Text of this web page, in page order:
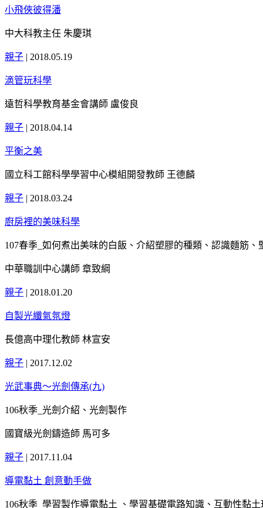
小飛俠彼得潘
中大科教主任 朱慶琪
親子 | 2018.05.19
滴管玩科學
遠哲科學教育基金會講師 盧俊良
親子 | 2018.04.14
平衡之美
國立科工館科學學習中心模組開發教師 王德麟
親子 | 2018.03.24
廚房裡的美味科學
107春季_如何煮出美味的白飯、介紹塑膠的種類、認識麵筋、
中華職訓中心講師 章致綱
親子 | 2018.01.20
自製光纖氣氛燈
長億高中理化教師 林宣安
親子 | 2017.12.02
光武事典～光劍傳承(九)
106秋季_光劍介紹、光劍製作
國寶級光劍鑄造師 馬可多
親子 | 2017.11.04
導電黏土 創意動手做
106秋季_學習製作導電黏土 、學習基礎電路知識、互動性黏